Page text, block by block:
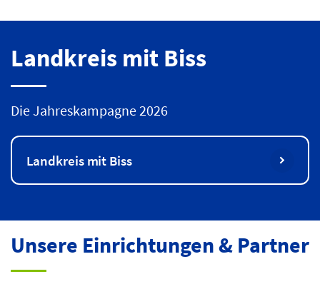
Landkreis mit Biss
Die Jahreskampagne 2026
Landkreis mit Biss
Unsere Einrichtungen & Partner